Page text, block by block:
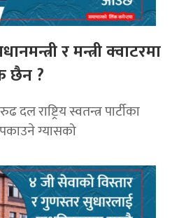
र मन्त्री क्वाटरमा
छैन ?
राष्ट्रिय स्वतन्त्र पार्टीका
ग्यासको